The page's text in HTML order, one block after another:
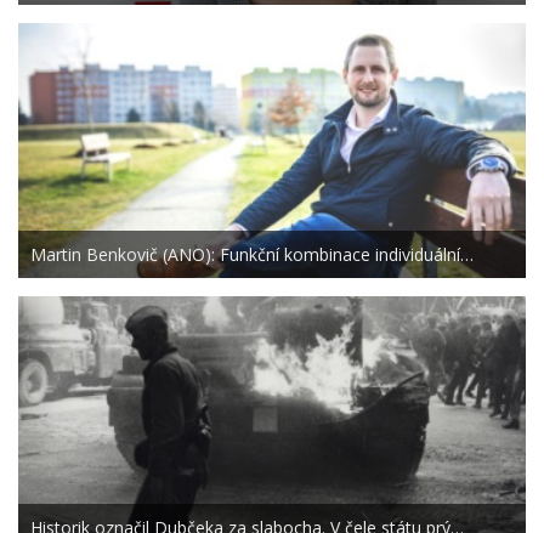
Martin Benkovič (ANO): Funkční kombinace individuální…
Historik označil Dubčeka za slabocha. V čele státu prý…